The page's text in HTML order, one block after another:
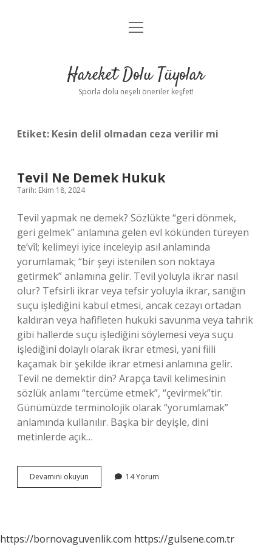
Anasayfa
Yasal Uyarı
menüyü
Hareket Dolu Tüyolar
Sporla dolu neşeli öneriler keşfet!
Etiket: Kesin delil olmadan ceza verilir mi
Tevil Ne Demek Hukuk
Tarih: Ekim 18, 2024
Tevil yapmak ne demek? Sözlükte “geri dönmek,
geri gelmek” anlamına gelen evl kökünden türeyen
te’vîl; kelimeyi iyice inceleyip asıl anlamında
yorumlamak; “bir şeyi istenilen son noktaya
getirmek” anlamına gelir. Tevil yoluyla ikrar nasıl
olur? Tefsirli ikrar veya tefsir yoluyla ikrar, sanığın
suçu işlediğini kabul etmesi, ancak cezayı ortadan
kaldıran veya hafifleten hukuki savunma veya tahrik
gibi hallerde suçu işlediğini söylemesi veya suçu
işlediğini dolaylı olarak ikrar etmesi, yani fiili
kaçamak bir şekilde ikrar etmesi anlamına gelir.
Tevil ne demektir din? Arapça tavil kelimesinin
sözlük anlamı “tercüme etmek”, “çevirmek”tir.
Günümüzde terminolojik olarak “yorumlamak”
anlamında kullanılır. Başka bir deyişle, dini
metinlerde açık…
Devamını okuyun
Ne
14 Yorum
https://bornovaguvenlik.com https://gulsene.com.tr